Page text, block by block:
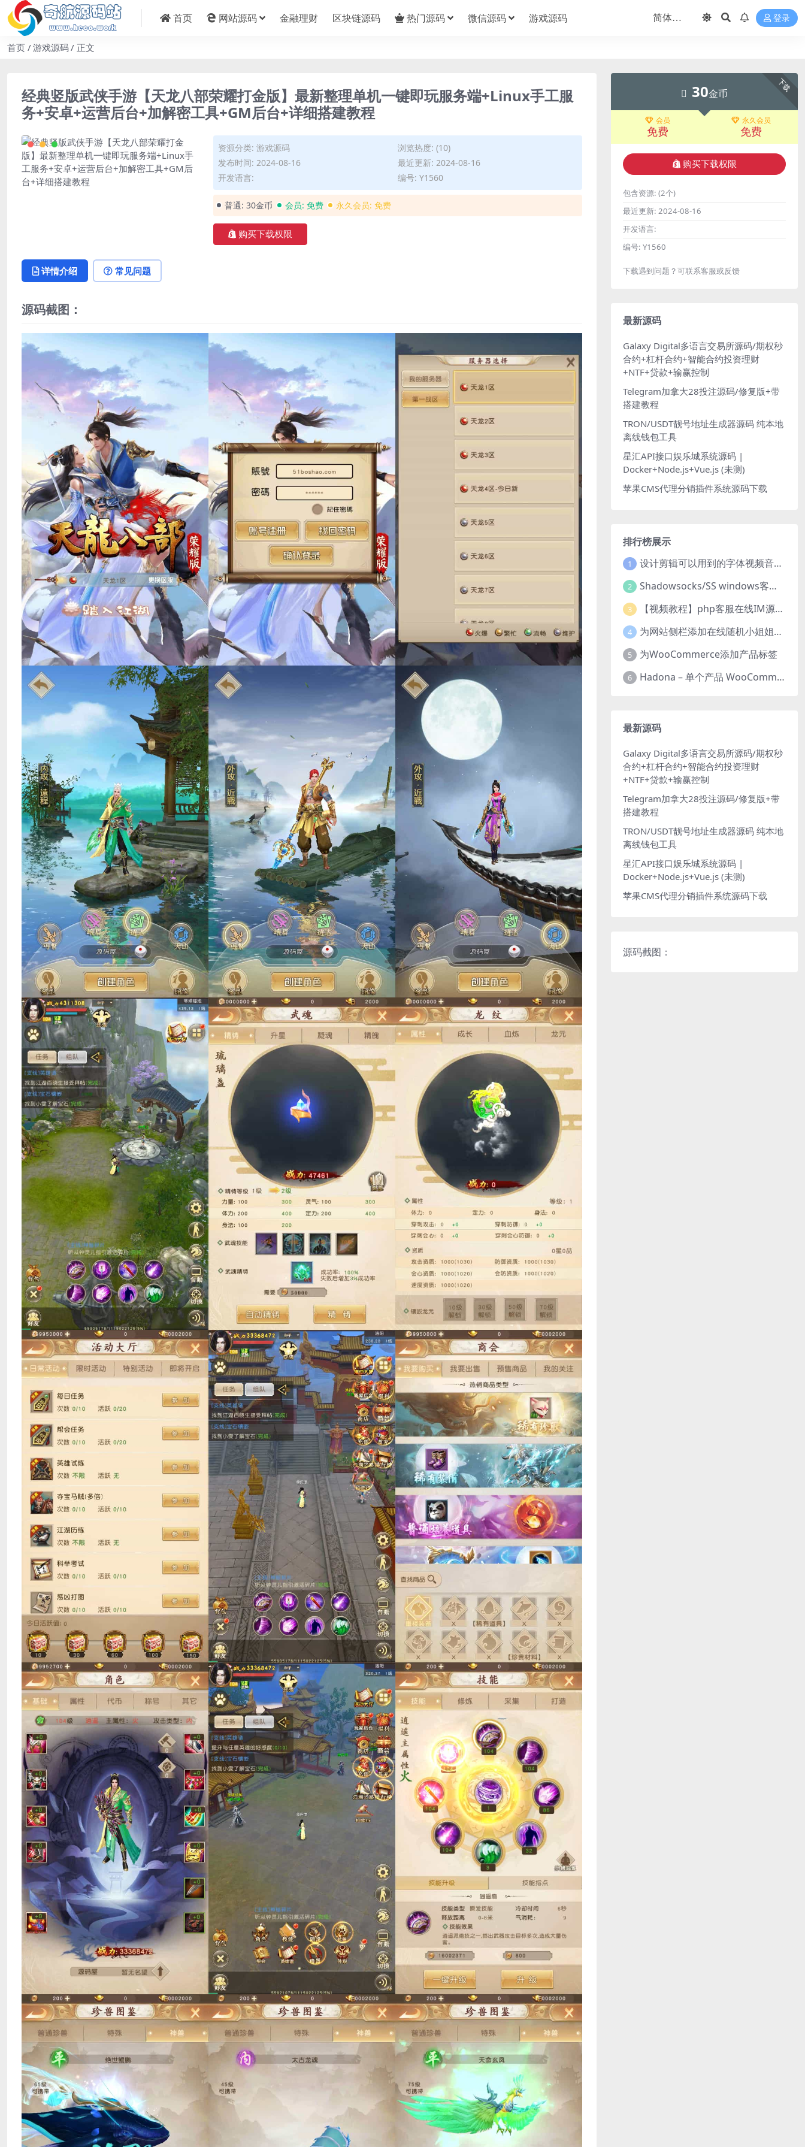
首页 网站源码 金融理财 区块链源码 热门源码 微信源码 游戏源码 登录
首页 游戏源码 正文
经典竖版武侠手游【天龙八部荣耀打金版】最新整理单机一键即玩服务端+Linux手工服
务+安卓+运营后台+加解密工具+GM后台+详细搭建教程
资源分类: 游戏源码
浏览热度: (10)
发布时间: 2024-08-16
最近更新: 2024-08-16
开发语言:
编号: Y1560
普通: 30金币 会员: 免费 永久会员: 免费
购买下载权限
详情介绍 常见问题
源码截图：
下载
30金币
会员
免费
永久会员
免费
购买下载权限
包含资源: (2个)
最近更新: 2024-08-16
开发语言:
编号: Y1560
下载遇到问题？可联系客服或反馈
最新源码
Galaxy Digital多语言交易所源码/期权秒
合约+杠杆合约+智能合约投资理财
+NTF+贷款+输赢控制
Telegram加拿大28投注源码/修复版+带
搭建教程
TRON/USDT靓号地址生成器源码 纯本地
离线钱包工具
星汇API接口娱乐城系统源码 |
Docker+Node.js+Vue.js (未测)
苹果CMS代理分销插件系统源码下载
排行榜展示
1 设计剪辑可以用到的字体视频音乐音效素材
2 Shadowsocks/SS windows客户端下载
3 【视频教程】php客服在线IM源码 网页在线客服软件代码
4 为网站侧栏添加在线随机小姐姐视频小功能源码
5 为WooCommerce添加产品标签
6 Hadona – 单个产品 WooCommerce WordPress 主题
最新源码
Galaxy Digital多语言交易所源码/期权秒
合约+杠杆合约+智能合约投资理财
+NTF+贷款+输赢控制
Telegram加拿大28投注源码/修复版+带
搭建教程
TRON/USDT靓号地址生成器源码 纯本地
离线钱包工具
星汇API接口娱乐城系统源码 |
Docker+Node.js+Vue.js (未测)
苹果CMS代理分销插件系统源码下载
源码截图：